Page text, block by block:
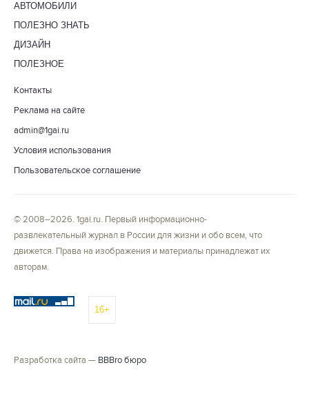
АВТОМОБИЛИ
ПОЛЕЗНО ЗНАТЬ
ДИЗАЙН
ПОЛЕЗНОЕ
Контакты
Реклама на сайте
admin@1gai.ru
Условия использования
Пользовательское соглашение
© 2008–2026. 1gai.ru. Первый информационно-
развлекательный журнал в России для жизни и обо всем, что
движется. Права на изображения и материалы принадлежат их
авторам.
16+
Разработка сайта — BBBro бюро